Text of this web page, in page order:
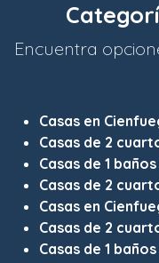
Encuentra
Casas en
Casas de 2
Casas de 1
Casas de 2
Casas en
Casas de 2
Casas de 1